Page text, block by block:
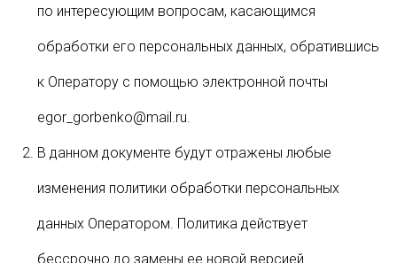
по интересующим вопросам, касающимся
обработки его персональных данных, обратившись
к Оператору с помощью электронной почты
egor_gorbenko@mail.ru.
В данном документе будут отражены любые
изменения политики обработки персональных
данных Оператором. Политика действует
бессрочно до замены ее новой версией.